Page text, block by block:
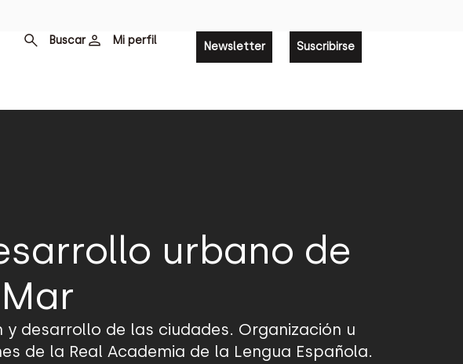
Buscar Mi perfil Newsletter Suscribirse
urbano de
desarrollo de las ciudades. Organización u
de la Real Academia de la Lengua Española.